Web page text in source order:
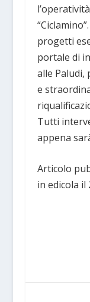
progetti
portale di
alle Paludi,
e
Tutti
appena
Articolo
in edicola